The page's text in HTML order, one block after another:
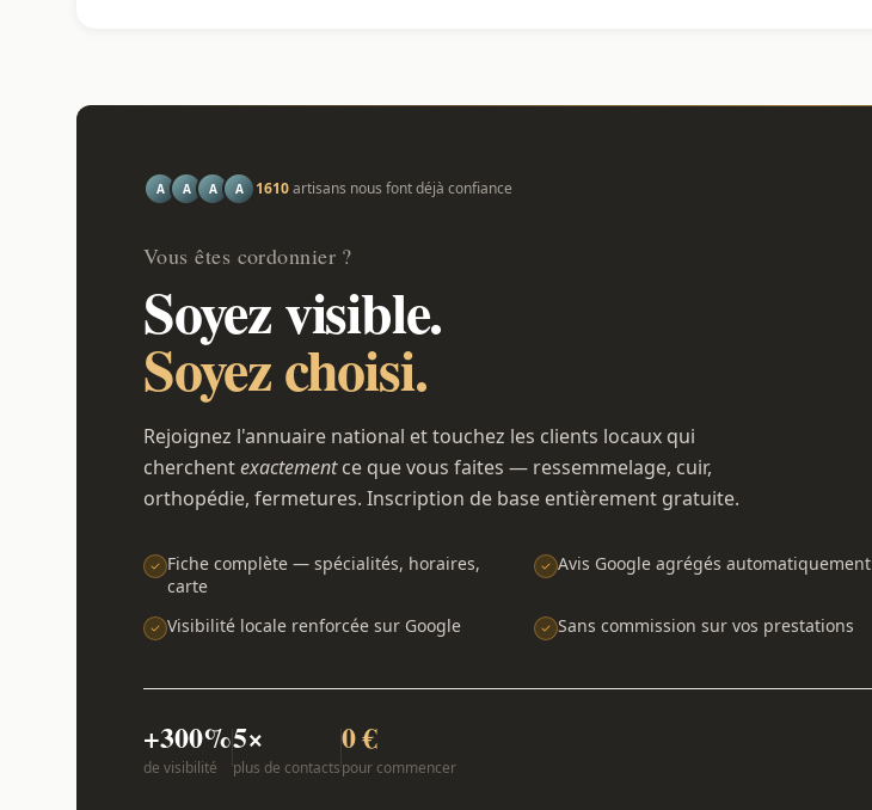
A A A A 1610artisans nous font déjà confiance
Vous êtes cordonnier ?
Soyez visible.
Soyez choisi.
Rejoignez l'annuaire national et touchez les clients locaux qui
cherchentexactementce que vous faites — ressemmelage, cuir,
orthopédie, fermetures. Inscription de base entièrement gratuite.
Fiche complète — spécialités, horaires,
carte
Avis Google agrégés automatiquement
Visibilité locale renforcée sur Google Sans commission sur vos prestations
+300%
de visibilité
5×
plus de contacts
0 €
pour commencer